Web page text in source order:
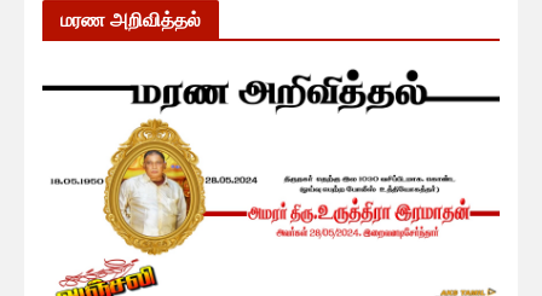
மரண அறிவித்தல்